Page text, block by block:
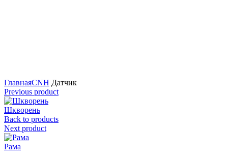
ГлавнаяCNH Датчик
Previous product
Шкворень
Back to products
Next product
Рама